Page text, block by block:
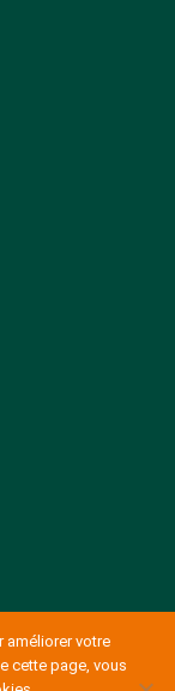
votre
cette page, vous